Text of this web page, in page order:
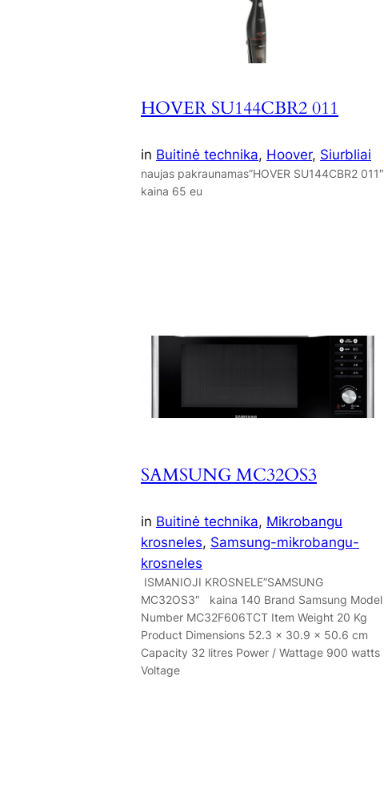
HOVER SU144CBR2 011
in Buitinė technika, Hoover, Siurbliai
naujas pakraunamas”HOVER SU144CBR2 011″
kaina 65 eu
SAMSUNG MC32OS3
in Buitinė technika, Mikrobangu
krosneles, Samsung-mikrobangu-
krosneles
ISMANIOJI KROSNELE”SAMSUNG
MC32OS3″ kaina 140 Brand Samsung Model
Number MC32F606TCT Item Weight 20 Kg
Product Dimensions 52.3 x 30.9 x 50.6 cm
Capacity 32 litres Power / Wattage 900 watts
Voltage